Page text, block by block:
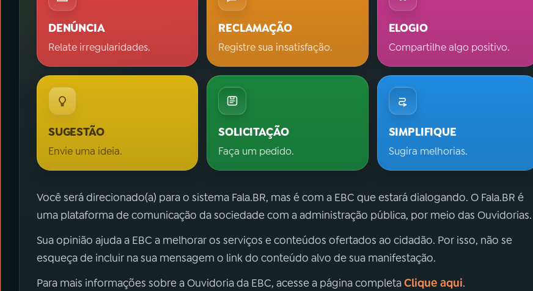
DENÚNCIA
Relate irregularidades.
RECLAMAÇÃO
Registre sua insatisfação.
ELOGIO
Compartilhe algo positivo.
SUGESTÃO
Envie uma ideia.
SOLICITAÇÃO
Faça um pedido.
SIMPLIFIQUE
Sugira melhorias.
Você será direcionado(a) para o sistema Fala.BR, mas é com a EBC que estará dialogando. O Fala.BR é
uma plataforma de comunicação da sociedade com a administração pública, por meio das Ouvidorias.
Sua opinião ajuda a EBC a melhorar os serviços e conteúdos ofertados ao cidadão. Por isso, não se
esqueça de incluir na sua mensagem o link do conteúdo alvo de sua manifestação.
Para mais informações sobre a Ouvidoria da EBC, acesse a página completaClique aqui.